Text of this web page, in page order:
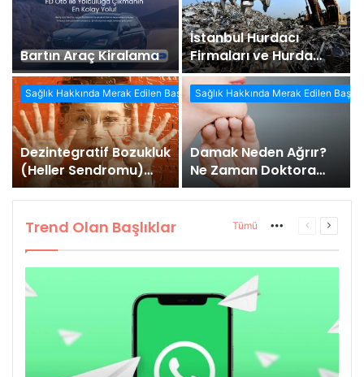
Bartın Araç Kiralama
İstanbul Hurdacı
Firmaları ve Hurda
Fiyatları
Sağlık Hakkında Merak Edilen Başlıklar
Dezintegratif Bozukluk
(Heller Sendromu)
Nedir?
Sağlık Hakkında Merak Edilen
Damak Neden Ağrır?
Ne Zaman Doktora
Gidilmeli?
Trend Olan Başlıklar Tümü MoreÖncekiSonraki